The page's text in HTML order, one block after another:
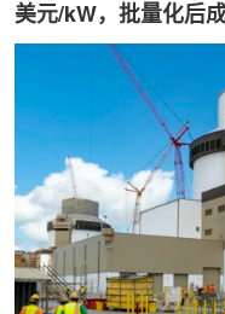
美元/kW，批量化后